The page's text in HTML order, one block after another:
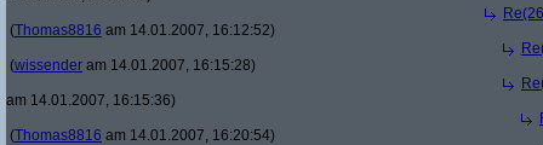
(Thomas8816 am 14.01.2007, 16:12:52)
(wissender am 14.01.2007, 16:15:28)
am 14.01.2007, 16:15:36)
(Thomas8816 am 14.01.2007, 16:20:54)